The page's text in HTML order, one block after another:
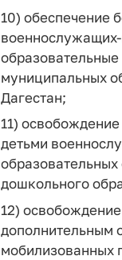
10) обеспечение
муниципальных
Дагестан;
11)
детьми
дошкольного
12)
дополнительным
мобилизованных